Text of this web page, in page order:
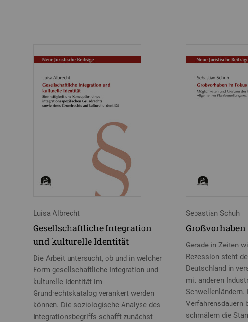
Luisa Albrecht
Gesellschaftliche Integration
und kulturelle Identität
Die Arbeit untersucht, ob und in welcher
Form gesellschaftliche Integration und
kulturelle Identität im
Grundrechtskatalog verankert werden
können. Die soziologische Analyse des
Integrationsbegriffs schafft zunächst
Sebastian Schuh
Großvorhaben
Gerade in Zeiten
Rezession steht
Deutschland in
mit anderen
Schwellenländern.
Verfahrensdauern
schmälern die